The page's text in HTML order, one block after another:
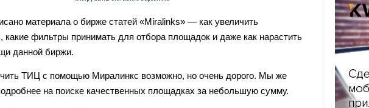
материала о бирже статей «Miralinks» — как увеличить
какие фильтры принимать для отбора площадок и даже как нарастить
данной биржи.
ТИЦ с помощью Миралинкс возможно, но очень дорого. Мы же
на поиске качественных площадках за небольшую сумму.